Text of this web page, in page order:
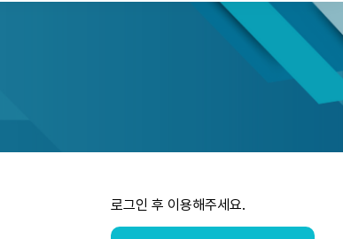
로그인 후 이용해주세요.